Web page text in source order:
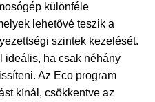
különféle
lehetővé teszik a
szintek kezelését.
ideális, ha csak néhány
Az Eco program
kínál, csökkentve az